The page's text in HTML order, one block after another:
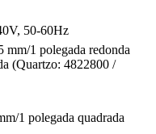
50-60Hz
mm/1 polegada redonda
(Quartzo: 4822800 /
1 polegada quadrada